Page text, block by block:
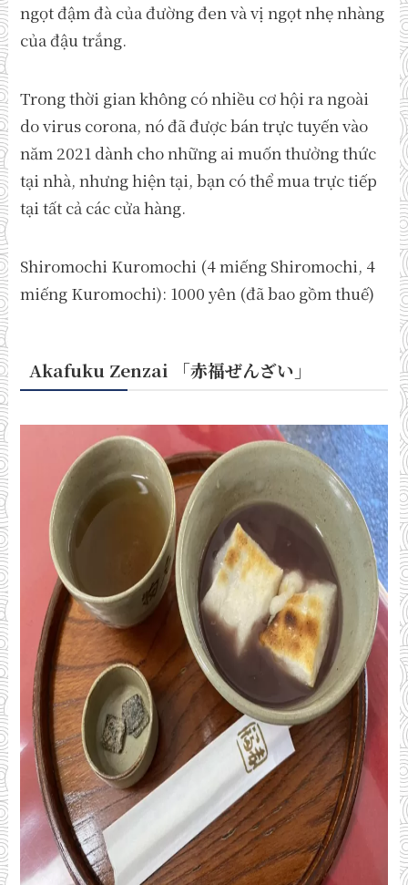
ngọt đậm đà của đường đen và vị ngọt nhẹ nhàng
của đậu trắng.
Trong thời gian không có nhiều cơ hội ra ngoài
do virus corona, nó đã được bán trực tuyến vào
năm 2021 dành cho những ai muốn thưởng thức
tại nhà, nhưng hiện tại, bạn có thể mua trực tiếp
tại tất cả các cửa hàng.
Shiromochi Kuromochi (4 miếng Shiromochi, 4
miếng Kuromochi): 1000 yên (đã bao gồm thuế)
Akafuku Zenzai 「赤福ぜんざい 」